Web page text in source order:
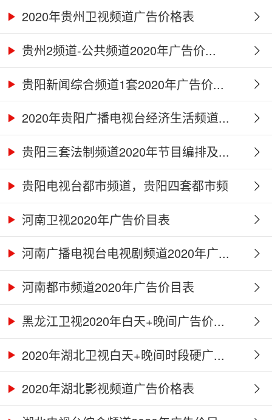
2020年贵州卫视频道广告价格表
贵州2频道-公共频道2020年广告价...
贵阳新闻综合频道1套2020年广告价...
2020年贵阳广播电视台经济生活频道...
贵阳三套法制频道2020年节目编排及...
贵阳电视台都市频道，贵阳四套都市频
道...河南卫视2020年广告价目表
河南广播电视台电视剧频道2020年广...
河南都市频道2020年广告价目表
黑龙江卫视2020年白天+晚间广告价...
2020年湖北卫视白天+晚间时段硬广...
2020年湖北影视频道广告价格表